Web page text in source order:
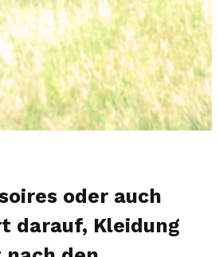
oder auch
darauf, Kleidung